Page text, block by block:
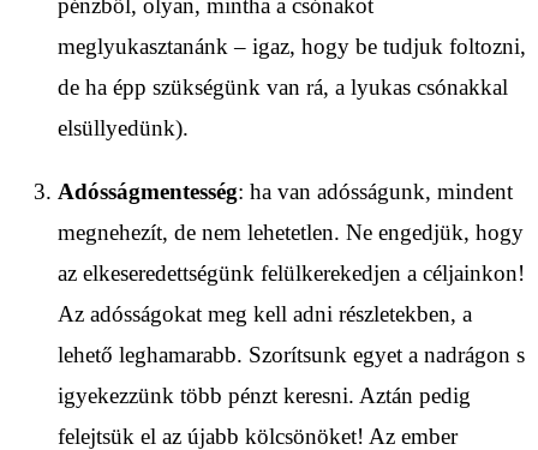
pénzből, olyan, mintha a csónakot
meglyukasztanánk – igaz, hogy be tudjuk foltozni,
de ha épp szükségünk van rá, a lyukas csónakkal
elsüllyedünk).
Adósságmentesség: ha van adósságunk, mindent
megnehezít, de nem lehetetlen. Ne engedjük, hogy
az elkeseredettségünk felülkerekedjen a céljainkon!
Az adósságokat meg kell adni részletekben, a
lehető leghamarabb. Szorítsunk egyet a nadrágon s
igyekezzünk több pénzt keresni. Aztán pedig
felejtsük el az újabb kölcsönöket! Az ember